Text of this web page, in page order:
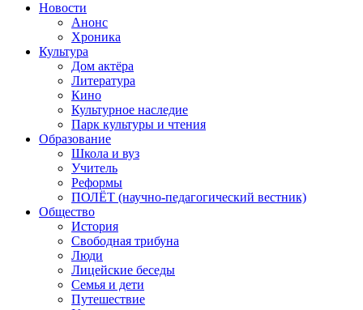
Новости
Анонс
Хроника
Культура
Дом актёра
Литература
Кино
Культурное наследие
Парк культуры и чтения
Образование
Школа и вуз
Учитель
Реформы
ПОЛЁТ (научно-педагогический вестник)
Общество
История
Свободная трибуна
Люди
Лицейские беседы
Семья и дети
Путешествие